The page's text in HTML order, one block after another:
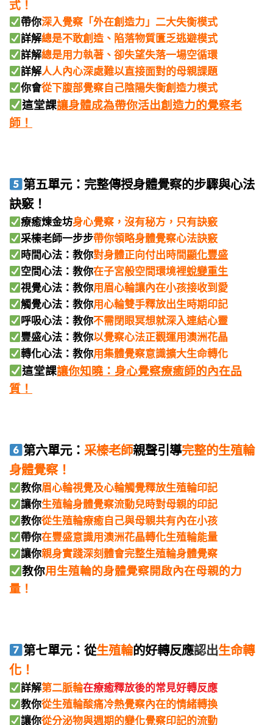
式！
帶你深入覺察「外在創造力」二大失衡模式
詳解總是不敢創造、陷落物質匱乏逃避模式
詳解總是用力執著、卻失望失落一場空循環
詳解人人內心深處難以直接面對的母親課題
你會從下腹部覺察自己陰陽失衡創造力模式
這堂課讓身體成為帶你活出創造力的覺察老
師！
第五單元：完整傳授身體覺察的步驟與心法
訣竅！
療癒煉金坊身心覺察，沒有秘方，只有訣竅
采榛老師一步步帶你領略身體覺察心法訣竅
時間心法：教你對身體正向付出時間顯化豐盛
空間心法：教你在子宮般空間環境裡蛻變重生
視覺心法：教你用眉心輪讓內在小孩接收到愛
觸覺心法：教你用心輪雙手釋放出生時期印記
呼吸心法：教你不需閉眼冥想就深入連結心靈
豐盛心法：教你以覺察心法正觀運用澳洲花晶
轉化心法：教你用集體覺察意識擴大生命轉化
這堂課讓你知曉：身心覺察療癒師的內在品
質！
第六單元：采榛老師親聲引導完整的生殖輪
身體覺察！
教你眉心輪視覺及心輪觸覺釋放生殖輪印記
讓你生殖輪身體覺察流動兒時對母親的印記
教你從生殖輪療癒自己與母親共有內在小孩
帶你在豐盛意識用澳洲花晶轉化生殖輪能量
讓你親身實踐深刻體會完整生殖輪身體覺察
教你用生殖輪的身體覺察開啟內在母親的力
量！
第七單元：從生殖輪的好轉反應認出生命轉
化！
詳解第二脈輪在療癒釋放後的常見好轉反應
教你從生殖輪酸痛冷熱覺察內在的情緒轉換
讓你從分泌物與週期的變化覺察印記的流動